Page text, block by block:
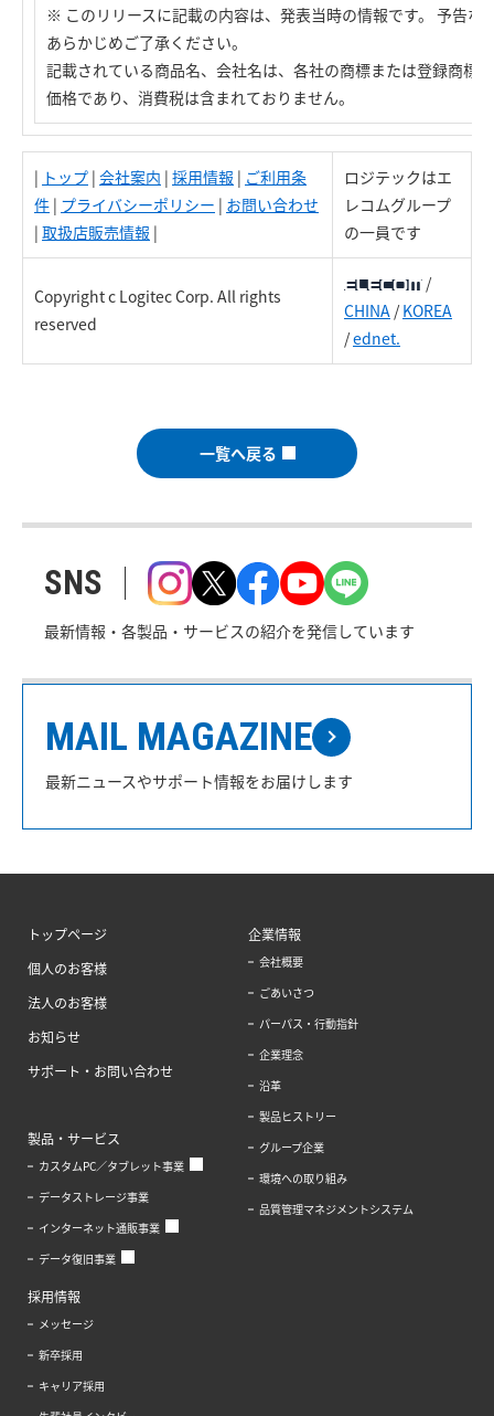
※ このリリースに記載の内容は、発表当時の情報です。 予告な
あらかじめご了承ください。
記載されている商品名、会社名は、各社の商標または登録商標
価格であり、消費税は含まれておりません。
| トップ | 会社案内 | 採用情報 | ご利用条
件 | プライバシーポリシー | お問い合わせ
| 取扱店販売情報 |
ロジテックはエ
レコムグループ
の一員です
Copyright c Logitec Corp. All rights
reserved
/
CHINA /KOREA
/ednet.
一覧へ戻る
SNS
最新情報・各製品・サービスの紹介を発信しています
MAIL MAGAZINE
最新ニュースやサポート情報をお届けします
トップページ
個人のお客様
法人のお客様
お知らせ
サポート・お問い合わせ
製品・サービス
カスタムPC／タブレット事業
データストレージ事業
インターネット通販事業
データ復旧事業
企業情報
会社概要
ごあいさつ
パーパス・行動指針
企業理念
沿革
製品ヒストリー
グループ企業
環境への取り組み
品質管理マネジメントシステム
採用情報
メッセージ
新卒採用
キャリア採用